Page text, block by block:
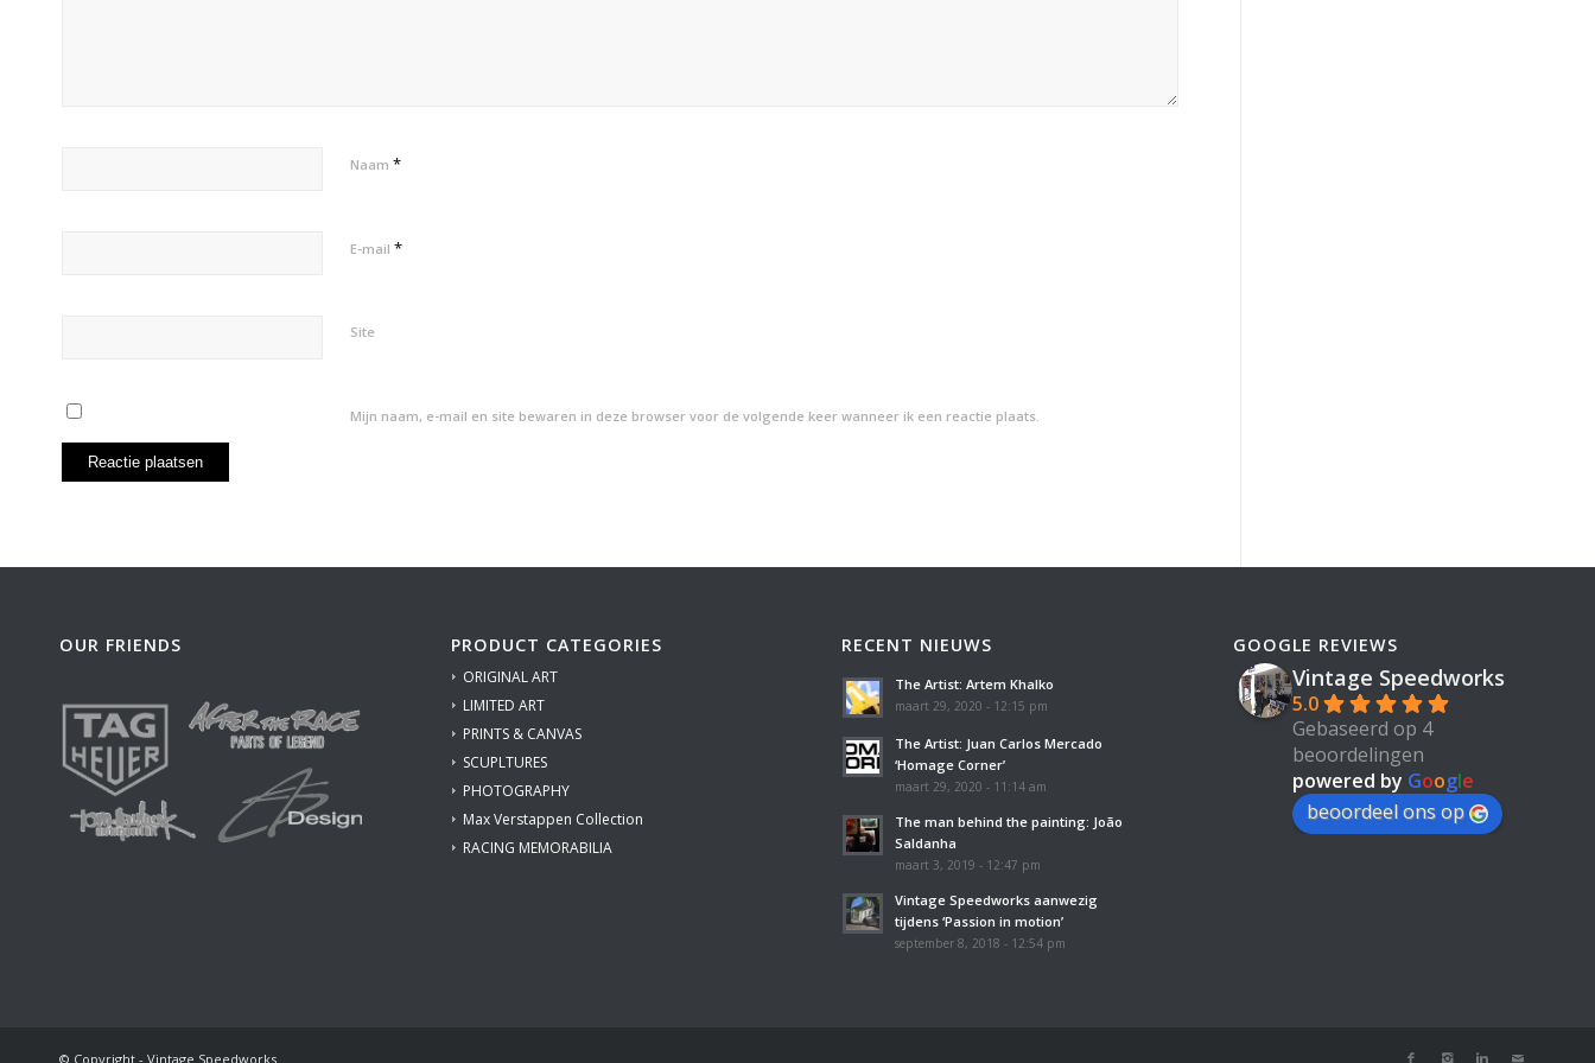
Naam *
E-mail *
Site
Mijn naam, e-mail en site bewaren in deze browser voor de volgende keer wanneer ik een reactie plaats.
OUR FRIENDS PRODUCT CATEGORIES
ORIGINAL ART
LIMITED ART
PRINTS & CANVAS
SCUPLTURES
PHOTOGRAPHY
Max Verstappen Collection
RACING MEMORABILIA
RECENT NIEUWS
The Artist: Artem Khalko
maart 29, 2020 - 12:15 pm
The Artist: Juan Carlos Mercado
‘Homage Corner’
maart 29, 2020 - 11:14 am
The man behind the painting: João
Saldanha
maart 3, 2019 - 12:47 pm
Vintage Speedworks aanwezig
tijdens ‘Passion in motion’
september 8, 2018 - 12:54 pm
GOOGLE REVIEWS
Vintage Speedworks
5.0
Gebaseerd op 4
beoordelingen
powered by Google
beoordeel ons op
© Copyright - Vintage Speedworks